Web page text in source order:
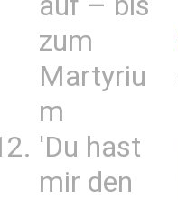
zum
Martyriu
m
'Du hast
mir den